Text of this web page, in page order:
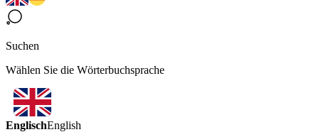
Suchen
Wählen Sie die Wörterbuchsprache
EnglischEnglish